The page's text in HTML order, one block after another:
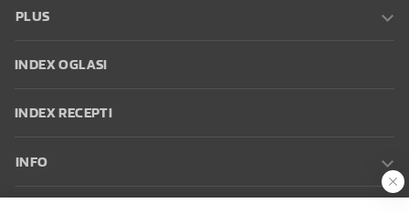
PLUS
INDEX OGLASI
INDEX RECEPTI
INFO